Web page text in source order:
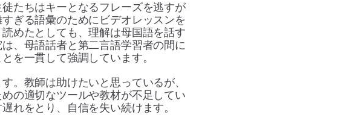
たちはキーとなるフレーズを逃すが
ぎる語彙のためにビデオレッスンを
めたとしても、理解は母国語を話す
、母語話者と第二言語学習者の間に
を一貫して強調しています。
。教師は助けたいと思っているが、
の適切なツールや教材が不足してい
れをとり、自信を失い続けます。